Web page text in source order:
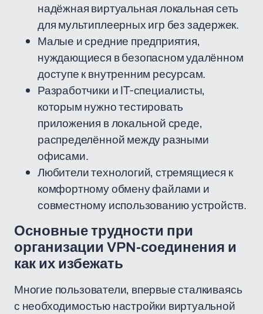
надёжная виртуальная локальная сеть
для мультиплеерных игр без задержек.
Малые и средние предприятия,
нуждающиеся в безопасном удалённом
доступе к внутренним ресурсам.
Разработчики и IT-специалисты,
которым нужно тестировать
приложения в локальной среде,
распределённой между разными
офисами.
Любители технологий, стремящиеся к
комфортному обмену файлами и
совместному использованию устройств.
Основные трудности при
организации VPN-соединения и
как их избежать
Многие пользователи, впервые сталкиваясь
с необходимостью настройки виртуальной